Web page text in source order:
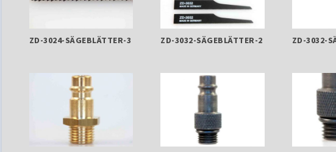
ZD-3024-SÄGEBLÄTTER-3 ZD-3032-SÄGEBLÄTTER-2 ZD-3032-